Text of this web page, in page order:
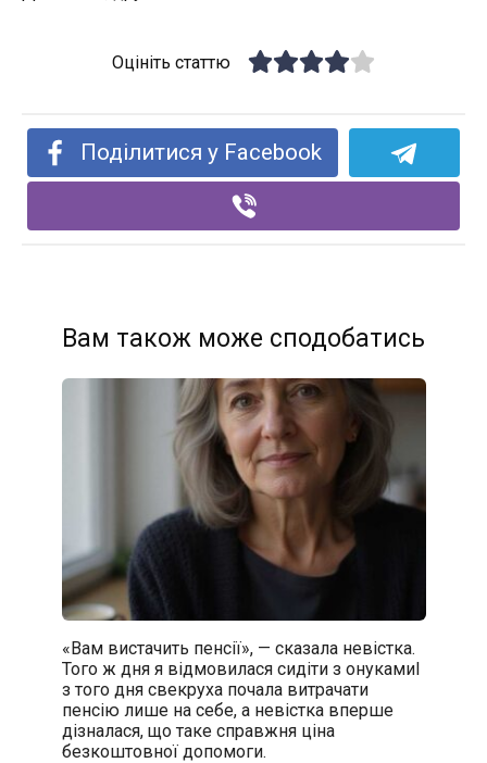
Оцініть статтю
Поділитися у Facebook
Вам також може сподобатись
«Вам вистачить пенсії», — сказала невістка.
Того ж дня я відмовилася сидіти з онукамиІ
з того дня свекруха почала витрачати
пенсію лише на себе, а невістка вперше
дізналася, що таке справжня ціна
безкоштовної допомоги.